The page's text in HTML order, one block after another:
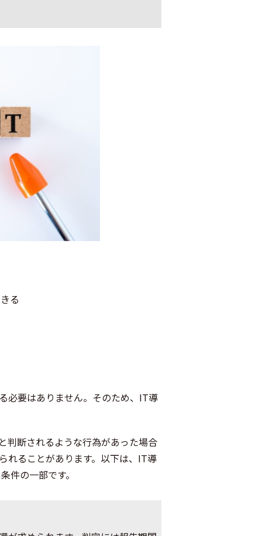
る
必要はありません。そのため、IT導
判断されるような行為があった場合
れることがあります。以下は、IT導
件の一部です。